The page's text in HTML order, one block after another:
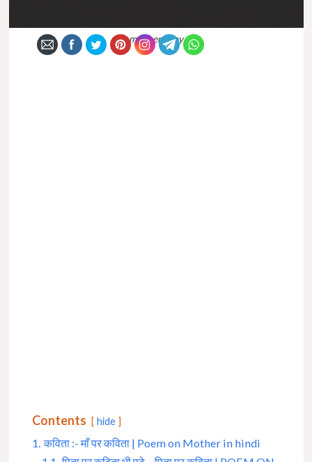
moyhers day
Contents hide
1. कविता :- माँ पर कविता | Poem on Mother in hindi